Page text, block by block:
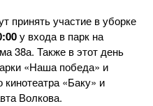
принять участие в уборке
у входа в парк на
38а. Также в этот день
«Наша победа» и
«Баку» и
Волкова.